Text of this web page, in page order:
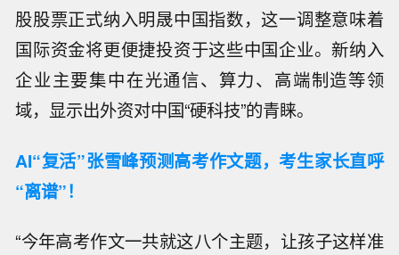
股股票正式纳入明晟中国指数，这一调整意味着
国际资金将更便捷投资于这些中国企业。新纳入
企业主要集中在光通信、算力、高端制造等领
域，显示出外资对中国“硬科技”的青睐。
AI“复活”张雪峰预测高考作文题，考生家长直呼
“离谱”！
“今年高考作文一共就这八个主题，让孩子这样准